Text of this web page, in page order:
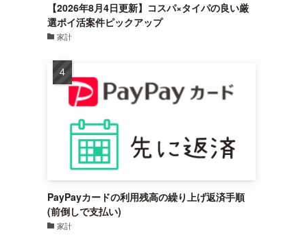
【2026年8月4日更新】コスパ×タイパの良い厳
選ポイ活案件ピックアップ
家計
PayPayカードの利用残高の繰り上げ返済手順
(前倒しで支払い)
家計